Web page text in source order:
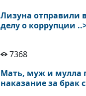
Лизуна отправили
делу о коррупции
7368
Мать, муж и мулла
наказание за брак